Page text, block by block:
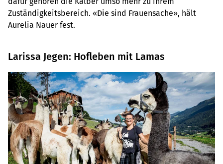
Zuständigkeitsbereich. «Die sind Frauensache», hält
Aurelia Nauer fest.
Larissa Jegen: Hofleben mit Lamas